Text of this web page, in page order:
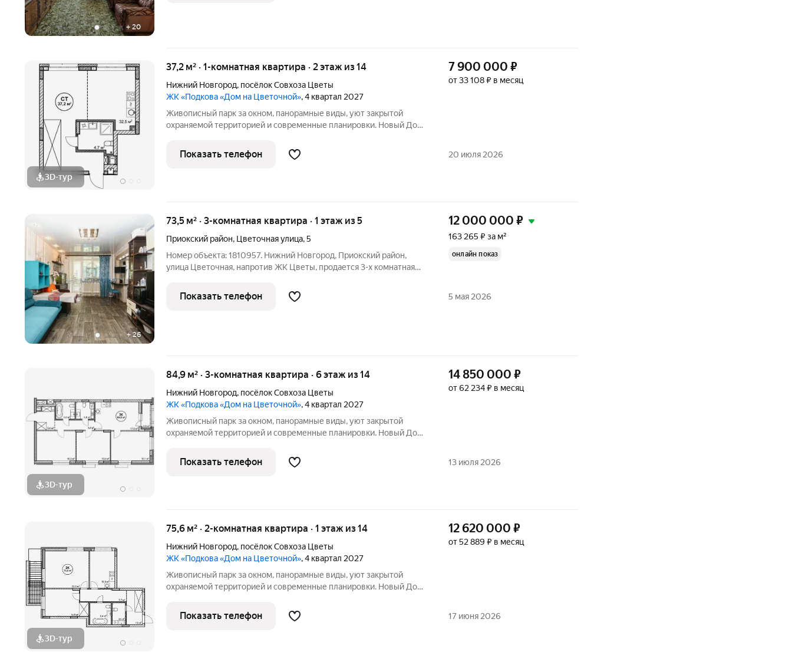
+ 20
3D-тур
37,2 м² · 1-комнатная квартира · 2 этаж из 14
Нижний Новгород, посёлок Cовхоза Цветы
ЖК «Подкова «Дом на Цветочной», 4 квартал 2027
Живописный парк за окном, панорамные виды, уют закрытой
охраняемой территорией и современные планировки. Новый Дом
современном жилье.Квартиры для жизниЭто не просто жильё, а
продуманная среда для
7 900 000 ₽
от 33 108 ₽ в месяц
Показать телефон 20 июля 2026
+26
73,5 м² · 3-комнатная квартира · 1 этаж из 5
Приокский район, Цветочная улица,5
Номер объекта: 1810957. Нижний Новгород, Приокский район,
улица Цветочная, напротив ЖК Цветы, продается 3-х комнатная
постройки. Дом очень хорошего качества лучше блочных и
монолитных домов.
12 000 000 ₽
163 265 ₽ за м²
онлайн показ
Показать телефон 5 мая 2026
3D-тур
84,9 м² · 3-комнатная квартира · 6 этаж из 14
Нижний Новгород, посёлок Cовхоза Цветы
ЖК «Подкова «Дом на Цветочной», 4 квартал 2027
Живописный парк за окном, панорамные виды, уют закрытой
охраняемой территорией и современные планировки. Новый Дом
современном жилье.Квартиры для жизниЭто не просто жильё, а
продуманная среда для
14 850 000 ₽
от 62 234 ₽ в месяц
Показать телефон 13 июля 2026
3D-тур
75,6 м² · 2-комнатная квартира · 1 этаж из 14
Нижний Новгород, посёлок Cовхоза Цветы
ЖК «Подкова «Дом на Цветочной», 4 квартал 2027
Живописный парк за окном, панорамные виды, уют закрытой
охраняемой территорией и современные планировки. Новый Дом
современном жилье.Квартиры для жизниЭто не просто жильё, а
продуманная среда для
12 620 000 ₽
от 52 889 ₽ в месяц
Показать телефон 17 июня 2026